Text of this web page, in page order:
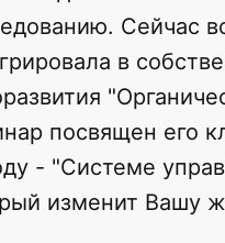
Сейчас
в
посвящен его
- "Системе
изменит Вашу